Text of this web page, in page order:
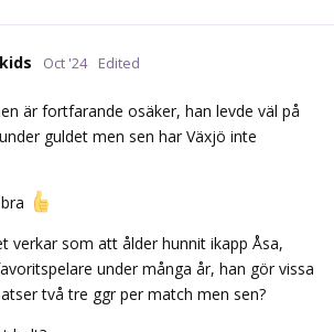
Oct '24 Edited
är fortfarande osäker, han levde väl på
guldet men sen har Växjö inte
verkar som att ålder hunnit ikapp Åsa,
under många år, han gör vissa
två tre ggr per match men sen?